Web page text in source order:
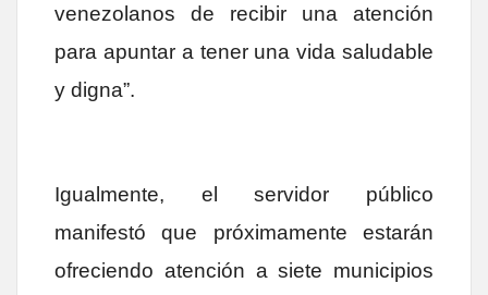
venezolanos de recibir una atención
para apuntar a tener una vida saludable
y digna”.
Igualmente, el servidor público
manifestó que próximamente estarán
ofreciendo atención a siete municipios